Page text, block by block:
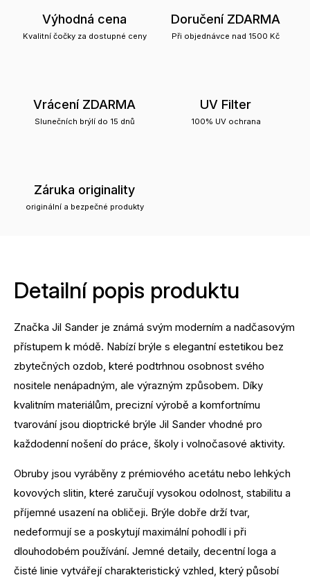
Výhodná cena
Kvalitní čočky za dostupné ceny
Doručení ZDARMA
Při objednávce nad 1500 Kč
Vrácení ZDARMA
Slunečních brýlí do 15 dnů
UV Filter
100% UV ochrana
Záruka originality
originální a bezpečné produkty
Detailní popis produktu
Značka Jil Sander je známá svým moderním a nadčasovým
přístupem k módě. Nabízí brýle s elegantní estetikou bez
zbytečných ozdob, které podtrhnou osobnost svého
nositele nenápadným, ale výrazným způsobem. Díky
kvalitním materiálům, precizní výrobě a komfortnímu
tvarování jsou dioptrické brýle Jil Sander vhodné pro
každodenní nošení do práce, školy i volnočasové aktivity.
Obruby jsou vyráběny z prémiového acetátu nebo lehkých
kovových slitin, které zaručují vysokou odolnost, stabilitu a
příjemné usazení na obličeji. Brýle dobře drží tvar,
nedeformují se a poskytují maximální pohodlí i při
dlouhodobém používání. Jemné detaily, decentní loga a
čisté linie vytvářejí charakteristický vzhled, který působí